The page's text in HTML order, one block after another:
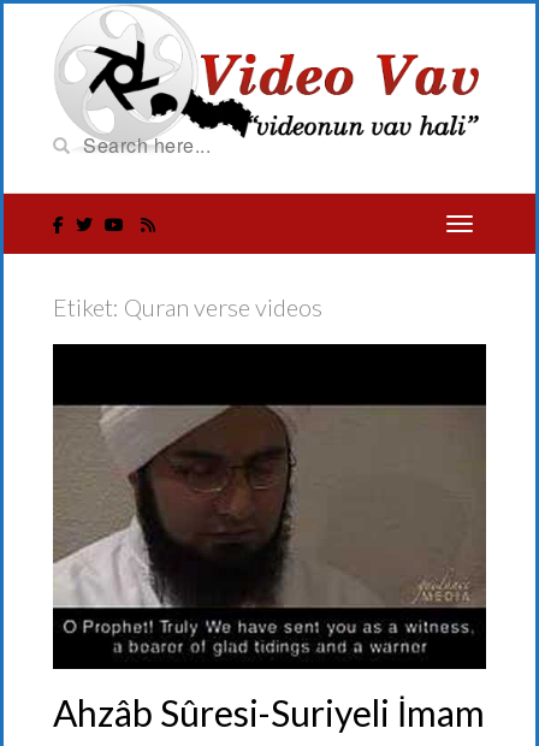
Etiket: Quran verse videos
Ahzâb Sûresi-Suriyeli İmam